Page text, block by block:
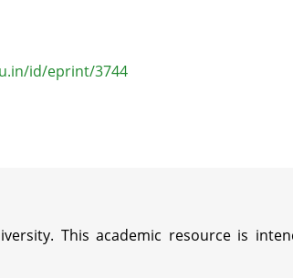
id/eprint/3744
This academic resource is